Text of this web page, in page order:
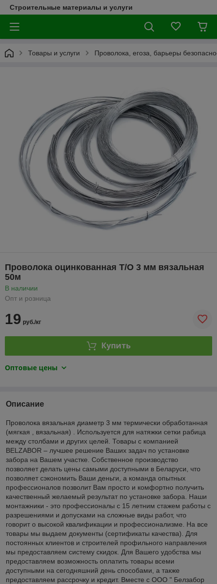
Строительные материалы и услуги
Товары и услуги Проволока, егоза, барьеры
Проволока оцинкованная Т/О 3 мм вязальная
50м
В наличии
Опт и розница
19 руб./кг
Купить
Оптовые цены
Описание
Проволока вязальная диаметр 3 мм термически обработанная
(мягкая , вязальная) . Используется для натяжки сетки рабица
между столбами и других целей. Товары с компанией
BELZABOR – лучшее решение Ваших задач по установке
забора на Вашем участке. Собственное производство
позволяет делать цены самыми доступными в Беларуси, что
позволяет сэкономить Ваши деньги, а команда опытных
профессионалов позволит Вам просто и комфортно получить
качественный желаемый результат по установке забора. Наши
монтажники - это профессионалы с 15 летним стажем работы с
разрешениями и допусками на сложные виды работ, что
говорит о высокой квалификации и профессионализме. На все
товары мы выдаем документы (сертификаты качества). Для
постоянных клиентов и строителей профильного направления
мы предоставляем систему скидок. Для Вашего удобства мы
предоставляем возможность оплатить товары всеми
доступными на сегодняшний день способами, а также
предоставляем рассрочку и кредит. Вместе с ООО " Белзабор